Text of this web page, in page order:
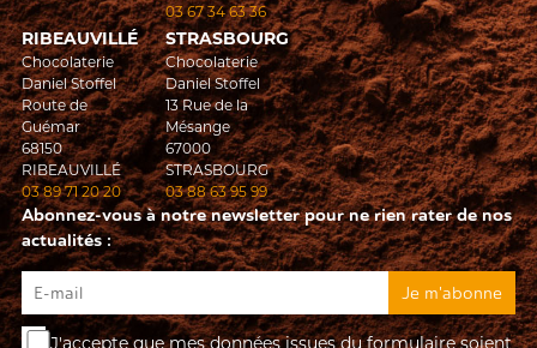
03 67 34 63 36
RIBEAUVILLÉ
Chocolaterie
Daniel Stoffel
Route de
Guémar
68150
RIBEAUVILLÉ
03 89 71 20 20
STRASBOURG
Chocolaterie
Daniel Stoffel
13 Rue de la
Mésange
67000
STRASBOURG
03 88 63 95 99
Abonnez-vous à notre newsletter pour ne rien rater de nos
actualités :
J'accepte que mes données issues du formulaire soient